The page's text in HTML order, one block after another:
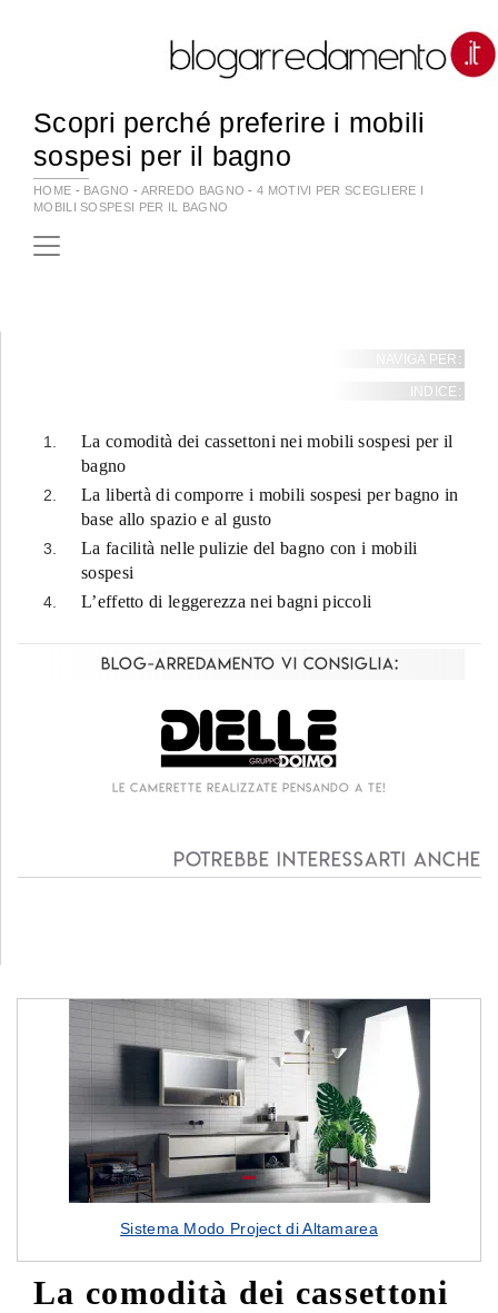
Scopri perché preferire i mobili
sospesi per il bagno
HOME - BAGNO - ARREDO BAGNO -4 MOTIVI PER SCEGLIERE I
MOBILI SOSPESI PER IL BAGNO
Sistema Modo Project di Altamarea
La comodità dei cassettoni
NAVIGA PER:
INDICE:
La comodità dei cassettoni nei mobili sospesi per il
bagno
La libertà di comporre i mobili sospesi per bagno in
base allo spazio e al gusto
La facilità nelle pulizie del bagno con i mobili
sospesi
L’effetto di leggerezza nei bagni piccoli
Blog-Arredamento vi consiglia:
Le camerette realizzate pensando a te!
Potrebbe interessarti anche